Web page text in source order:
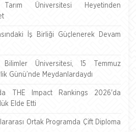
Üniversitesi Heyetinden
İş Birliği Güçlenerek Devam
Bilimler Üniversitesi, 15 Temmuz
Günü’nde Meydanlardaydı
THE Impact Rankings 2026'da
Elde Etti
Ortak Programda Çift Diploma